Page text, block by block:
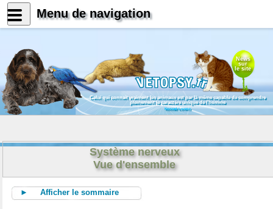
News
sur
le site
Celui qui connait vraiment les animaux est par là même capable de comprendre
pleinement le caractère unique de l'homme
Konrad Lorenz
Système nerveux
Vue d'ensemble
► Afficher le sommaire
Menu de navigation